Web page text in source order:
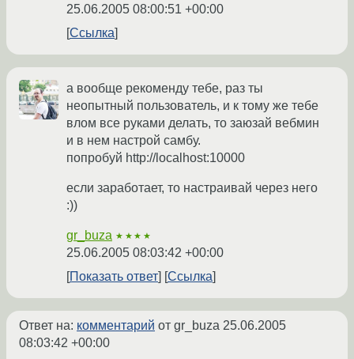
25.06.2005 08:00:51 +00:00
Ссылка
а вообще рекоменду тебе, раз ты
неопытный пользователь, и к тому же тебе
влом все руками делать, то заюзай вебмин
и в нем настрой самбу.
попробуй http://localhost:10000
если заработает, то настраивай через него
:))
gr_buza ★★★★
25.06.2005 08:03:42 +00:00
Показать ответ
Ссылка
Ответ на: комментарий от gr_buza 25.06.2005
08:03:42 +00:00